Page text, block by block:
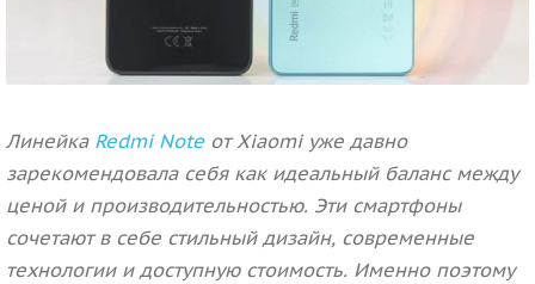
Линейка Redmi Note от Xiaomi уже давно
зарекомендовала себя как идеальный баланс между
ценой и производительностью. Эти смартфоны
сочетают в себе стильный дизайн, современные
технологии и доступную стоимость. Именно поэтому